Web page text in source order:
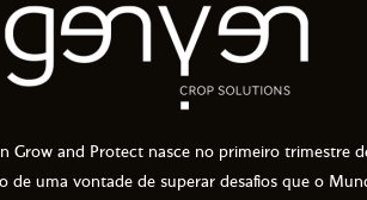
Grow and Protect nasce no primeiro trimestre
de uma vontade de superar desafios que o